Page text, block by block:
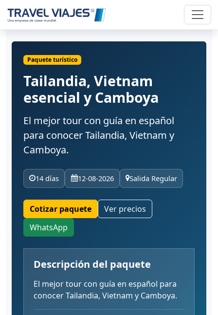
Paquete turístico
Tailandia, Vietnam
esencial y Camboya
El mejor tour con guía en español
para conocer Tailandia, Vietnam y
Camboya.
14 días 12-08-2026 Salida Regular
Cotizar paquete
Ver precios
WhatsApp
Descripción del paquete
El mejor tour con guía en español para
conocer Tailandia, Vietnam y Camboya.